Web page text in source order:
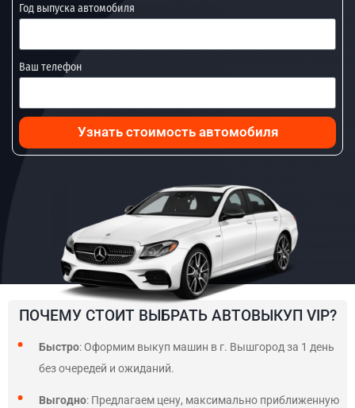
Год выпуска автомобиля
Ваш телефон
Узнать стоимость автомобиля
ПОЧЕМУ СТОИТ ВЫБРАТЬ АВТОВЫКУП VIP?
Быстро: Оформим выкуп машин в г. Вышгород за 1 день
без очередей и ожиданий.
Выгодно: Предлагаем цену, максимально приближенную